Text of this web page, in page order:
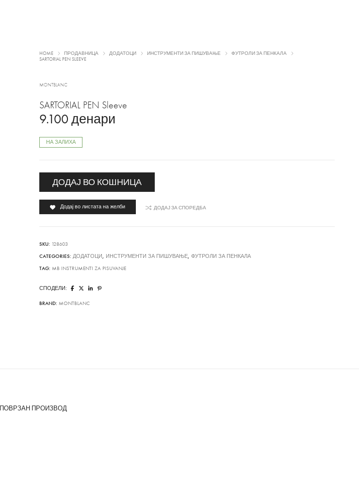
HOME ПРОДАВНИЦА ДОДАТОЦИ ИНСТРУМЕНТИ ЗА ПИШУВАЊЕ
ФУТРОЛИ ЗА ПЕНКАЛА
SARTORIAL PEN SLEEVE
MONTBLANC
SARTORIAL PEN Sleeve
9.100денари
НА ЗАЛИХА
ДОДАЈ ВО КОШНИЦА
Додај во листата на желби ДОДАЈ ЗА СПОРЕДБА
SKU: 128603
CATEGORIES:ДОДАТОЦИ , ИНСТРУМЕНТИ ЗА ПИШУВАЊЕ,ФУТРОЛИ ЗА ПЕНКАЛА
TAG:MB INSTRUMENTI ZA PISUVANJE
СПОДЕЛИ:
BRAND:MONTBLANC
ПОВРЗАН ПРОИЗВОД